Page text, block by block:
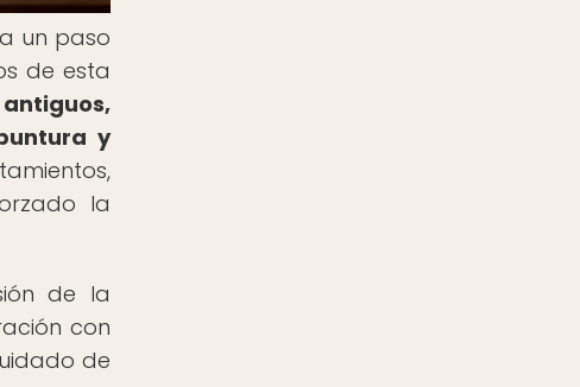
un paso
de esta
y
la
de la
con
de